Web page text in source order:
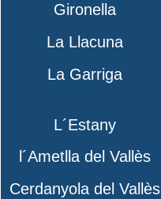
Gironella
La Llacuna
La Garriga
L´Estany
l´Ametlla del Vallès
Cerdanyola del Vallès